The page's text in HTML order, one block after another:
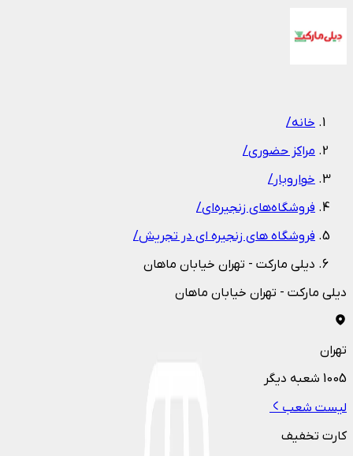
خانه/
مراکز حضوری/
خواروبار/
فروشگاه‌های زنجیره‌ای/
فروشگاه های زنجیره ای در تجریش/
دیلی مارکت - تهران خیابان ماهان
دیلی مارکت - تهران خیابان ماهان
تهران
1005 شعبه دیگر
لیست شعب
کارت تخفیف